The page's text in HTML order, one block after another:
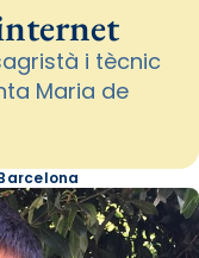
i tècnic
Maria de